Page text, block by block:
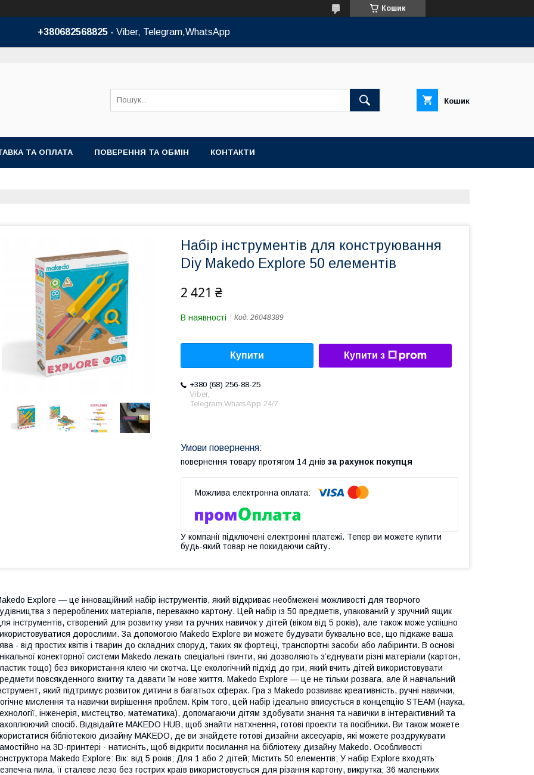
Кошик
+380682568825 - Viber, Telegram,WhatsApp
Кошик
ТА ОПЛАТА ПОВЕРЕННЯ ТА ОБМІН КОНТАКТИ
Набір інструментів для конструювання
Diy Makedo Explore 50 елементів
2 421 ₴
В наявності Код: 26048389
Купити Купити з
+380 (68) 256-88-25
Viber,
Telegram,WhatsApp 24/7
повернення товару протягом 14 днів за рахунок покупця
У компанії підключені електронні платежі. Тепер ви можете купити
будь-який товар не покидаючи сайту.
Explore — це інноваційний набір інструментів, який відкриває необмежені можливості для творчого
з перероблених матеріалів, переважно картону. Цей набір із 50 предметів, упакований у зручний ящик
інструментів, створений для розвитку уяви та ручних навичок у дітей (віком від 5 років), але також може успішно
дорослими. За допомогою Makedo Explore ви можете будувати буквально все, що підкаже ваша
- від простих квітів і тварин до складних споруд, таких як фортеці, транспортні засоби або лабіринти. В основі
конекторної системи Makedo лежать спеціальні гвинти, які дозволяють з’єднувати різні матеріали (картон,
тощо) без використання клею чи скотча. Це екологічний підхід до гри, який вчить дітей використовувати
повсякденного вжитку та давати їм нове життя. Makedo Explore — це не тільки розвага, але й навчальний
який підтримує розвиток дитини в багатьох сферах. Гра з Makedo розвиває креативність, ручні навички,
мислення та навички вирішення проблем. Крім того, цей набір ідеально вписується в концепцію STEAM (наука,
інженерія, мистецтво, математика), допомагаючи дітям здобувати знання та навички в інтерактивний та
спосіб. Відвідайте MAKEDO HUB, щоб знайти натхнення, готові проекти та посібники. Ви також можете
бібліотекою дизайну MAKEDO, де ви знайдете готові дизайни аксесуарів, які можете роздрукувати
на 3D-принтері - натисніть, щоб відкрити посилання на бібліотеку дизайну Makedo. Особливості
Makedo Explore: Вік: від 5 років; Для 1 або 2 дітей; Містить 50 елементів; У набір Explore входять:
пила, її сталеве лезо без гострих країв використовується для різання картону, викрутка; 36 маленьких